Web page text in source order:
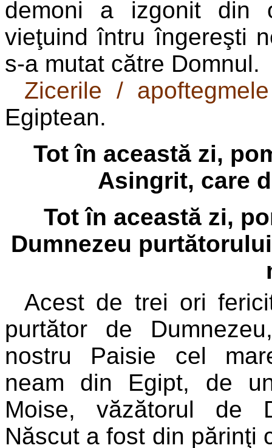
demoni a izgonit din
vieţuind întru îngereşti
s-a mutat către Domnul.
Zicerile /
Egiptean.
Tot în această zi,
Asingrit, care
Tot în această zi,
Dumnezeu
Acest de trei ori
purtător de
nostru Paisie cel
neam din Egipt, de
Moise, văzătorul de
Născut a fost din părinţi